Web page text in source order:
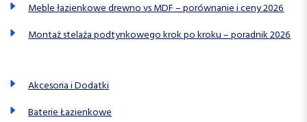
Meble łazienkowe drewno vs MDF – porównanie i ceny 2026
Montaż stelaża podtynkowego krok po kroku – poradnik 2026
Akcesoria i Dodatki
Baterie Łazienkowe